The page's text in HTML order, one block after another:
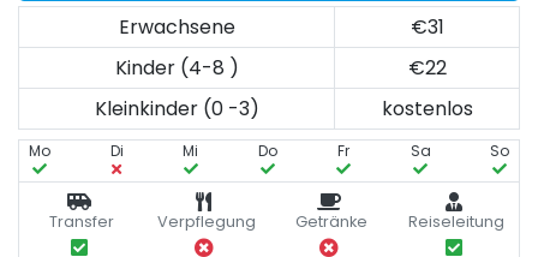
Erwachsene
€31
Kinder (4-8 )
€22
Kleinkinder (0 -3)
kostenlos
Mo Di Mi Do Fr Sa So
Transfer Verpflegung Getränke Reiseleitung